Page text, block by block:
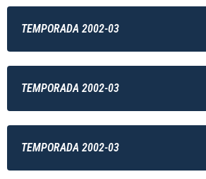
TEMPORADA 2002-03
TEMPORADA 2002-03
TEMPORADA 2002-03